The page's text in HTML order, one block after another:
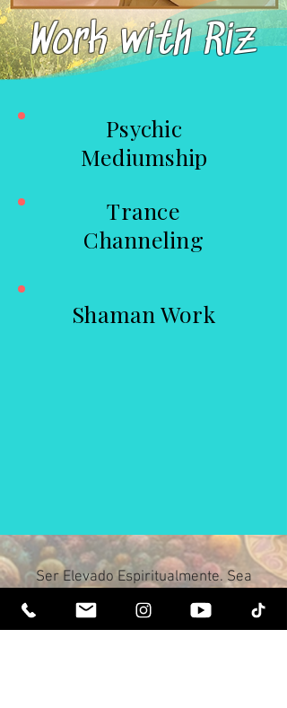
Work with Riz
Psychic
Mediumship
Trance
Channeling
Shaman Work
Ser Elevado Espiritualmente. Sea
Iluminado.
Reciba boletines inspiradores y lo último